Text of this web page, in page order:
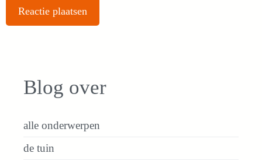
Blog over
alle onderwerpen
de tuin